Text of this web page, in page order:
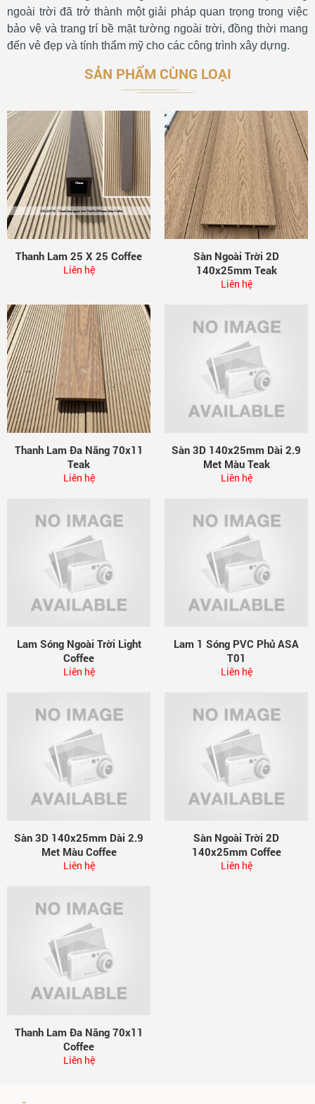
ngoài trời đã trở thành một giải pháp quan trọng trong việc
bảo vệ và trang trí bề mặt tường ngoài trời, đồng thời mang
đến vẻ đẹp và tính thẩm mỹ cho các công trình xây dựng.
SẢN PHẨM CÙNG LOẠI
Thanh Lam 25 X 25 Coffee
Liên hệ
Sàn Ngoài Trời 2D
140x25mm Teak
Liên hệ
Thanh Lam Đa Năng 70x11
Teak
Liên hệ
Sàn 3D 140x25mm Dài 2.9
Met Màu Teak
Liên hệ
Lam Sóng Ngoài Trời Light
Coffee
Liên hệ
Lam 1 Sóng PVC Phủ ASA
T01
Liên hệ
Sàn 3D 140x25mm Dài 2.9
Met Màu Coffee
Liên hệ
Sàn Ngoài Trời 2D
140x25mm Coffee
Liên hệ
Thanh Lam Đa Năng 70x11
Coffee
Liên hệ